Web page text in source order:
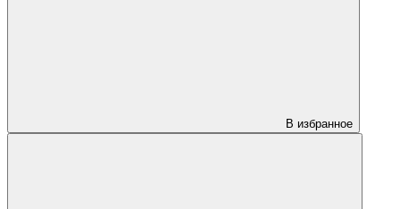
В избранное